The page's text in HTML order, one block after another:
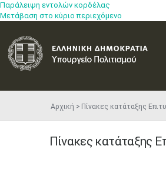
Παράλειψη εντολών κορδέλας
Μετάβαση στο κύριο περιεχόμενο
Αρχική ​Πίνακες​ κατάταξης
​Πίνακες​ κατάταξης